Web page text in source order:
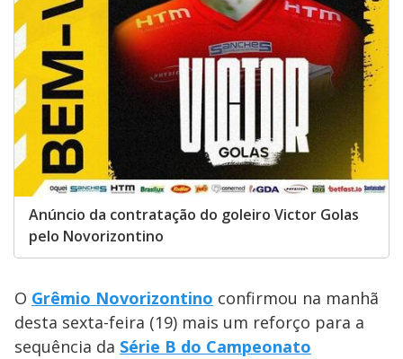
Anúncio da contratação do goleiro Victor Golas
pelo Novorizontino
O Grêmio Novorizontino confirmou na manhã
desta sexta-feira (19) mais um reforço para a
sequência da Série B do Campeonato